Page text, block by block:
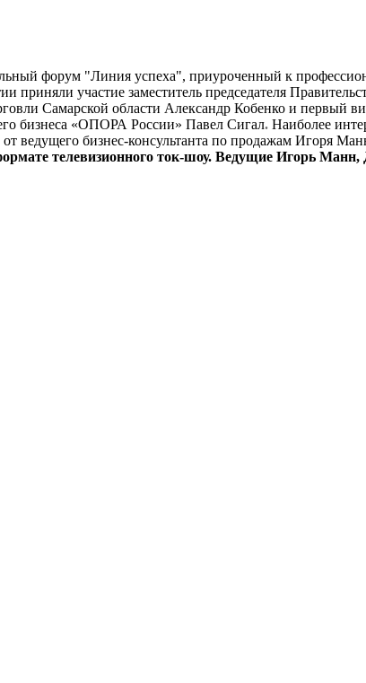
форум "Линия успеха", приуроченный к
приняли участие заместитель председателя
Самарской области Александр Кобенко и первый
бизнеса «ОПОРА России» Павел Сигал. Наиболее
ведущего бизнес-консультанта по продажам Игоря
телевизионного ток-шоу. Ведущие Игорь